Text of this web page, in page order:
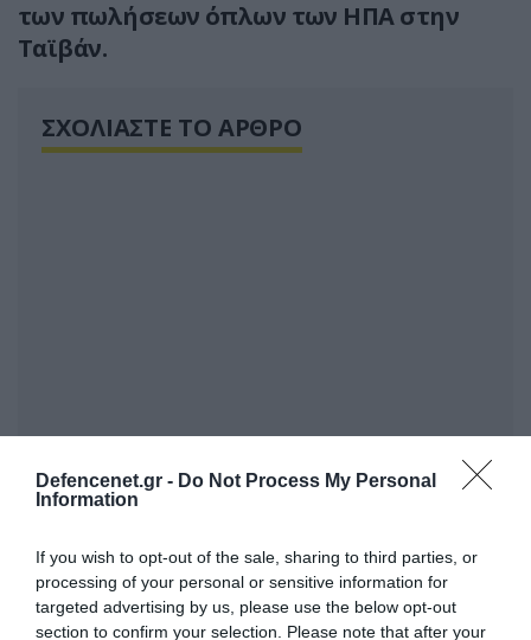
Defencenet.gr - Do Not Process My Personal
Information
If you wish to opt-out of the sale, sharing to third parties, or
processing of your personal or sensitive information for
targeted advertising by us, please use the below opt-out
section to confirm your selection. Please note that after your
των πωλήσεων όπλων των ΗΠΑ στην
Ταϊβάν.
ΣΧΟΛΙΑΣΤΕ ΤΟ ΑΡΘΡΟ